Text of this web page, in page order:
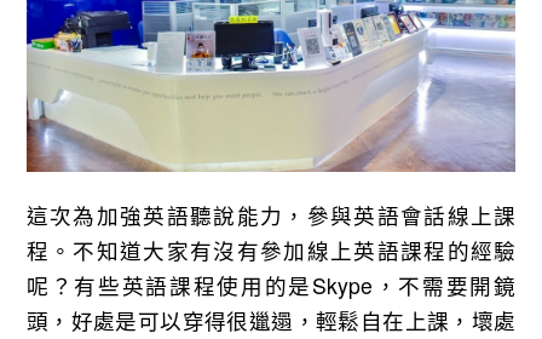
這次為加強英語聽說能力，參與英語會話線上課
程。不知道大家有沒有參加線上英語課程的經驗
呢？有些英語課程使用的是Skype，不需要開鏡
頭，好處是可以穿得很邋遢，輕鬆自在上課，壞處